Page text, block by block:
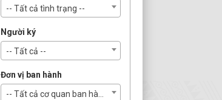
-- Tất cả tình trạng --
Người ký
-- Tất cả --
Đơn vị ban hành
-- Tất cả cơ quan ban hành --